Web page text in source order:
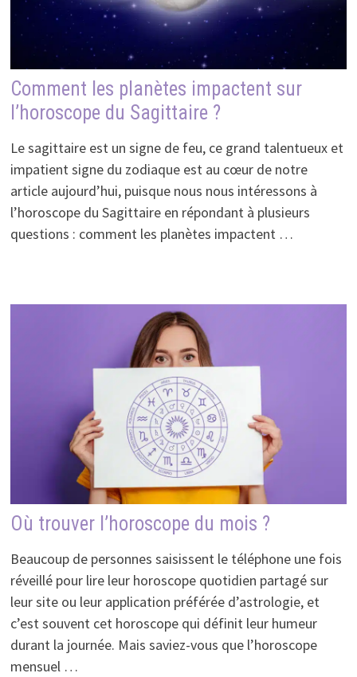
Comment les planètes impactent sur
l’horoscope du Sagittaire ?
Le sagittaire est un signe de feu, ce grand talentueux et
impatient signe du zodiaque est au cœur de notre
article aujourd’hui, puisque nous nous intéressons à
l’horoscope du Sagittaire en répondant à plusieurs
questions : comment les planètes impactent …
Où trouver l’horoscope du mois ?
Beaucoup de personnes saisissent le téléphone une fois
réveillé pour lire leur horoscope quotidien partagé sur
leur site ou leur application préférée d’astrologie, et
c’est souvent cet horoscope qui définit leur humeur
durant la journée. Mais saviez-vous que l’horoscope
mensuel …